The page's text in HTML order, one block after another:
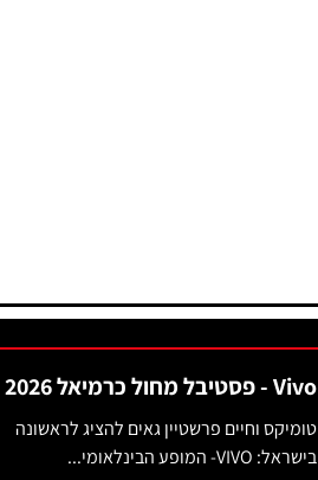
Vivo - פסטיבל מחול כרמיאל 2026
טומיקס וחיים פרשטיין גאים להציג לראשונה
בישראל: VIVO- המופע הבינלאומי...